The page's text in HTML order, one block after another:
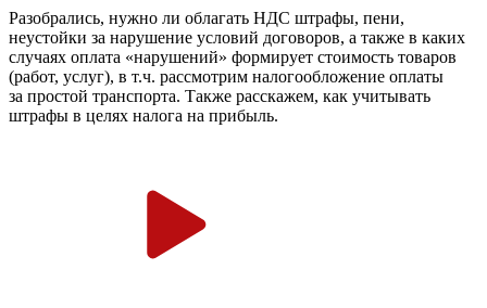
Разобрались, нужно ли облагать НДС штрафы, пени,
неустойки за нарушение условий договоров, а также в каких
случаях оплата «нарушений» формирует стоимость товаров
(работ, услуг), в т.ч. рассмотрим налогообложение оплаты
за простой транспорта. Также расскажем, как учитывать
штрафы в целях налога на прибыль.